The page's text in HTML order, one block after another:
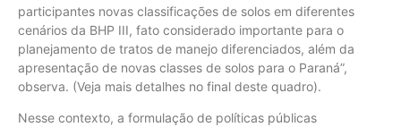
participantes novas classificações de solos em diferentes
cenários da BHP III, fato considerado importante para o
planejamento de tratos de manejo diferenciados, além da
apresentação de novas classes de solos para o Paraná”,
observa. (Veja mais detalhes no final deste quadro).
Nesse contexto, a formulação de políticas públicas